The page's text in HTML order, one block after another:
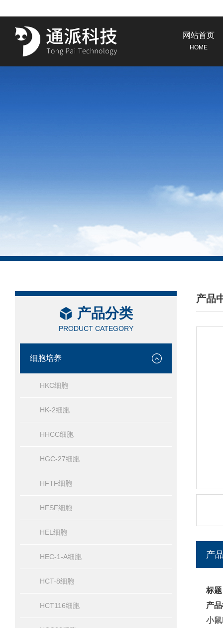
网站首页
HOME
产品分类
PRODUCT CATEGORY
细胞培养
HKC细胞
HK-2细胞
HHCC细胞
HGC-27细胞
HFTF细胞
HFSF细胞
HEL细胞
HEC-1-A细胞
HCT-8细胞
HCT116细胞
产品
/
产
标
产
小